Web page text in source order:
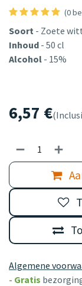
(0
Soort - Zoete
Inhoud - 50 cl
Alcohol - 15%
6,57 €
Algemene
- Gratis